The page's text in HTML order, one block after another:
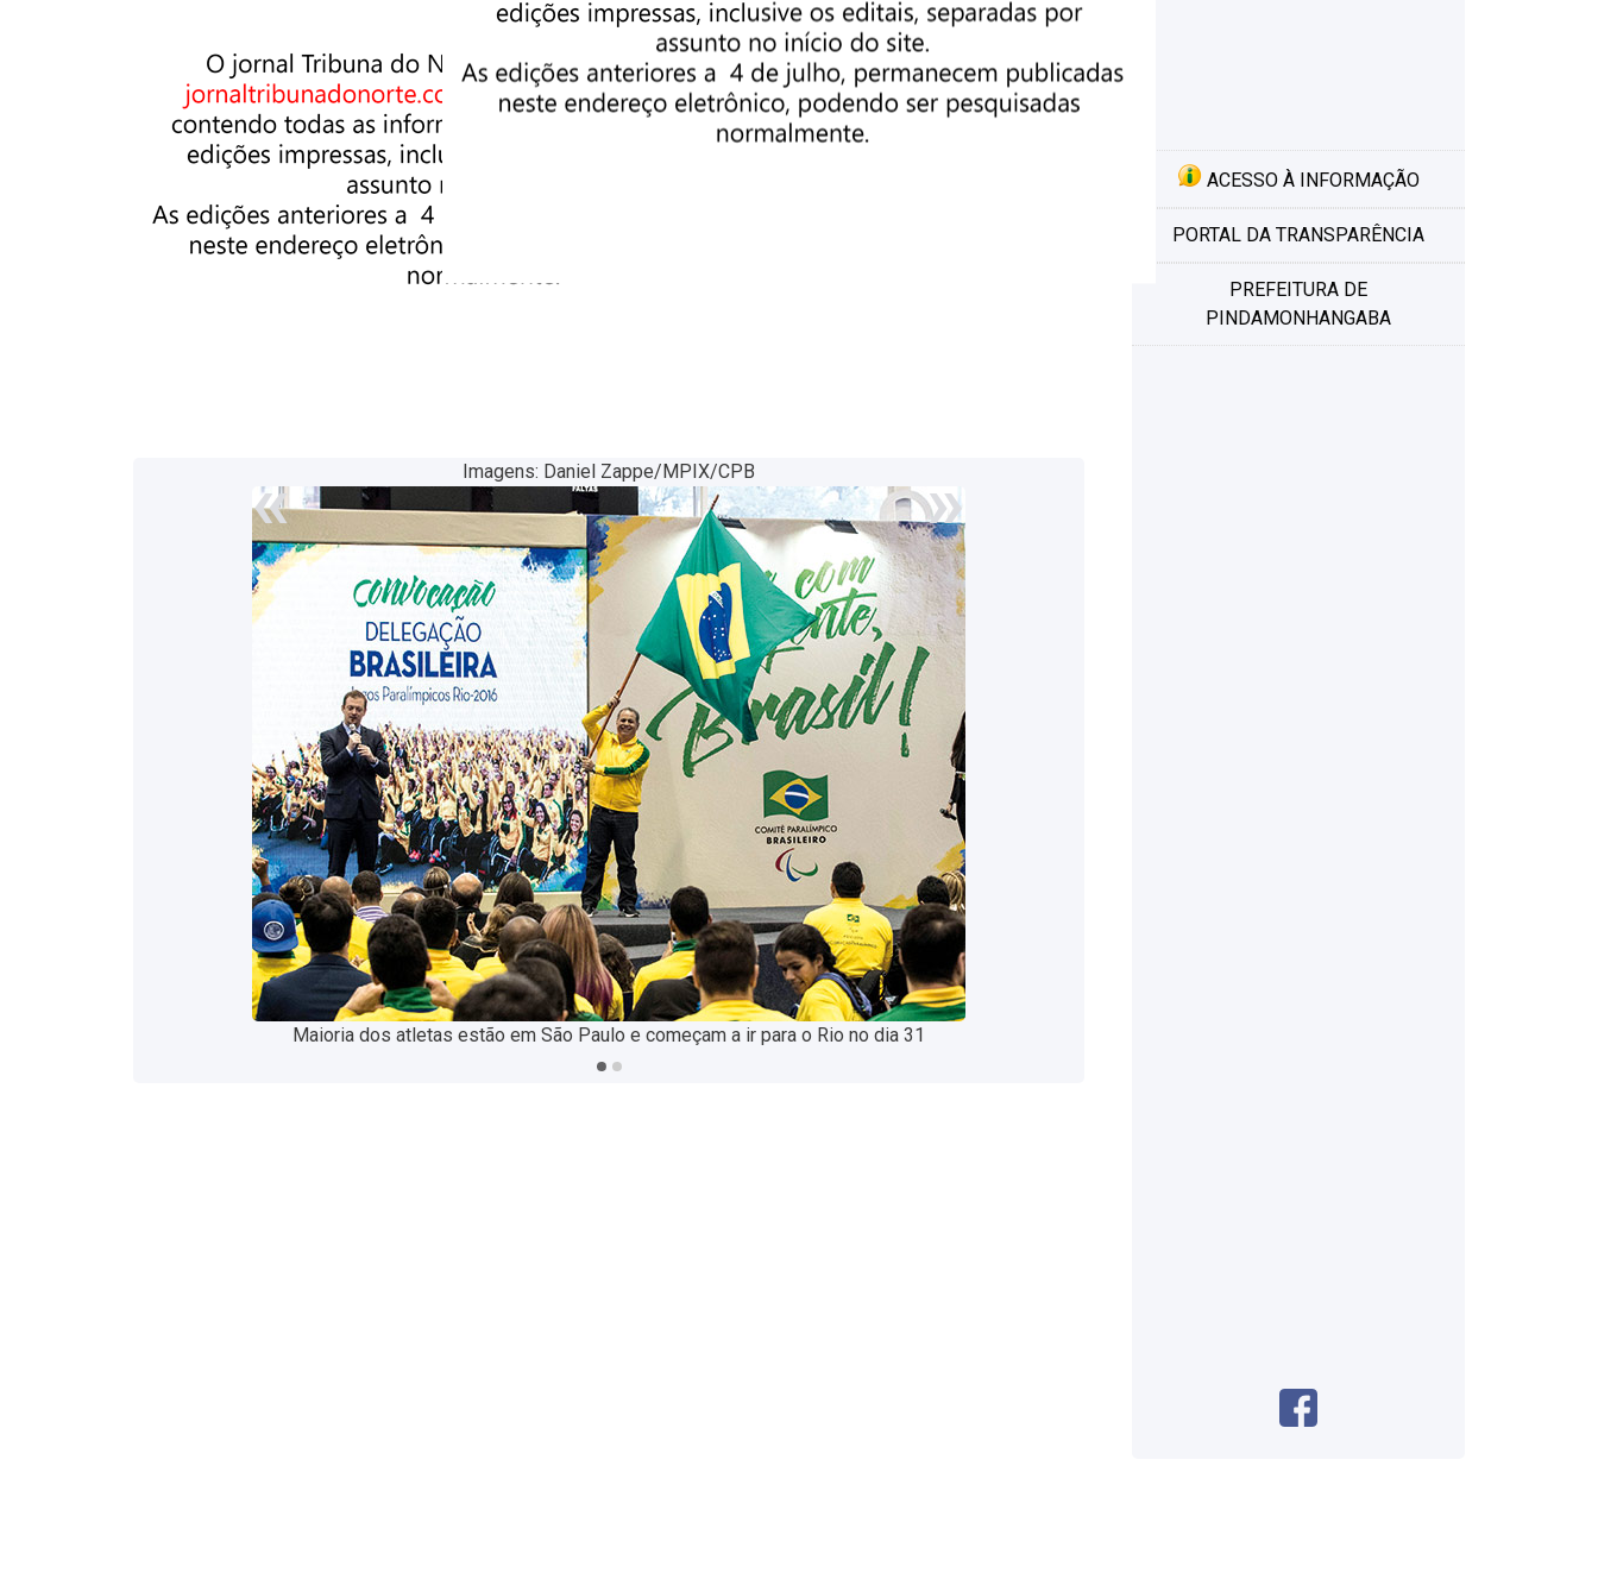
Imagens: Daniel Zappe/MPIX/CPB
«
Maioria dos atletas estão em São Paulo e começam a ir para o Rio no dia 31
O nadador Daniel Dias é a maior esperança de medalha para o Brasil
»
ACESSO À INFORMAÇÃO
PORTAL DA TRANSPARÊNCIA
PREFEITURA DE
PINDAMONHANGABA